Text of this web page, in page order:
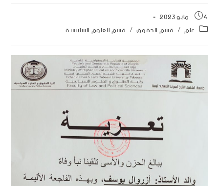
4 مايو 2023
عام / قسم الحقوق / قسم العلوم السايسية